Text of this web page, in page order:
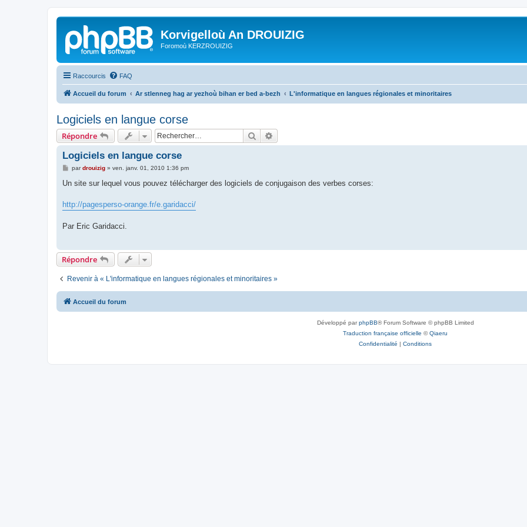
Korvigelloù An DROUIZIG
Foromoù KERZROUIZIG
Raccourcis FAQ
Accueil du forum Ar stlenneg hag ar yezhoù bihan er bed a-bezh L'informatique en langues régionales et minoritaires
Logiciels en langue corse
Répondre Rechercher
Logiciels en langue corse
M
s
g
e
pardrouizig» ven. janv. 01, 2010 1:36 pm
Un site sur lequel vous pouvez télécharger des logiciels de conjugaison des verbes corses:
http://pagesperso-orange.fr/e.garidacci/
Par Eric Garidacci.
Répondre
Revenir à « L'informatique en langues régionales et minoritaires »
Accueil du forum
Développé parphpBB® Forum Software © phpBB Limited
Traduction française officielle ©Qiaeru
Confidentialité | Conditions